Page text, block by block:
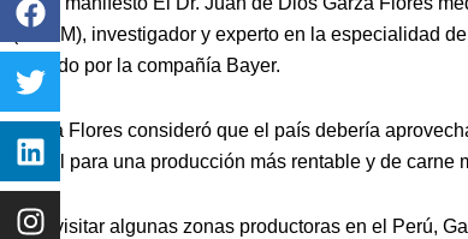
(UNAM), investigador y experto en la especialidad
invitado por la compañía Bayer.
Garza Flores consideró que el país debería
global para una producción más rentable y de carne
Tras visitar algunas zonas productoras en el Perú,